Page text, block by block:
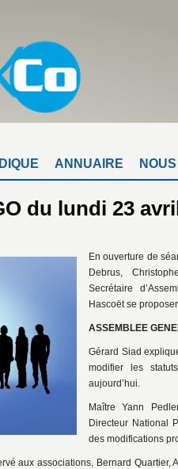
ANNUAIRE
du lundi 23
En ouverture de
Debrus,
Secrétaire
Hascoët se
ASSEMBLEE
Gérard Siad
modifier les
aujourd’hui.
Maître Yann
Directeur National
des modifications
aux associations, Bernard Quartier,